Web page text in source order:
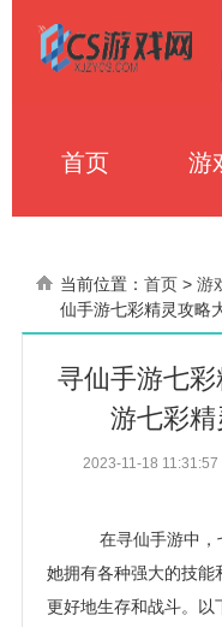
首页 游
当前位置： 首页 > 游
仙手游七彩精灵攻略
寻仙手游七
游七彩精
2023-11-18 11:31:57
在寻仙手游中，
她拥有各种强大的技能
更好地生存和战斗。以